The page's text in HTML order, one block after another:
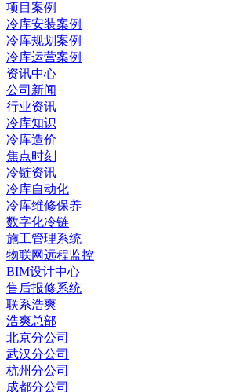
项目案例
冷库安装案例
冷库规划案例
冷库运营案例
资讯中心
公司新闻
行业资讯
冷库知识
冷库造价
焦点时刻
冷链资讯
冷库自动化
冷库维修保养
数字化冷链
施工管理系统
物联网远程监控
BIM设计中心
售后报修系统
联系浩爽
浩爽总部
北京分公司
武汉分公司
杭州分公司
成都分公司